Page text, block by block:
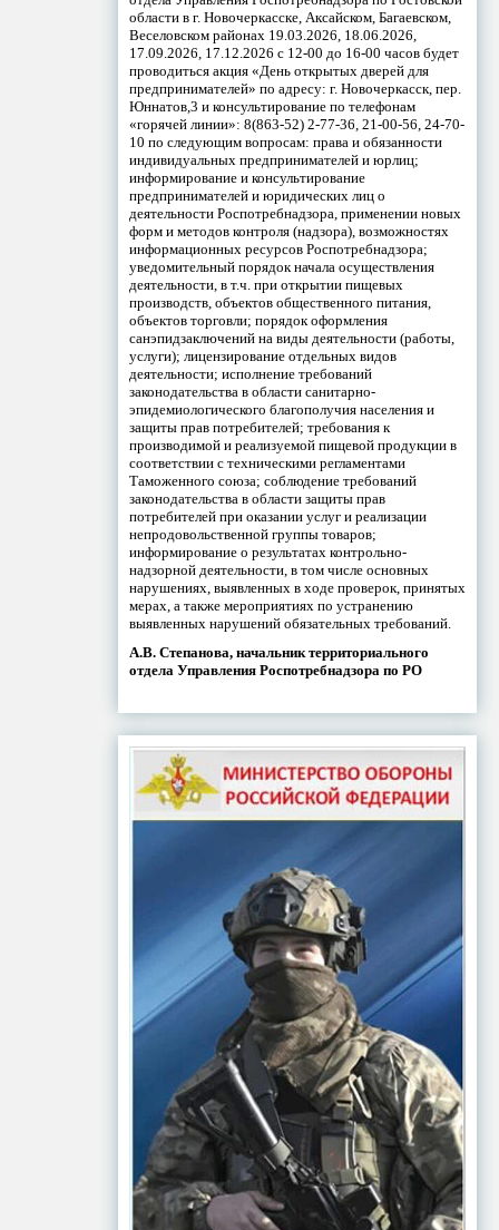
области в г. Новочеркасске, Аксайском, Багаевском,
Веселовском районах 19.03.2026, 18.06.2026,
17.09.2026, 17.12.2026 с 12-00 до 16-00 часов будет
проводиться акция «День открытых дверей для
предпринимателей» по адресу: г. Новочеркасск, пер.
Юннатов,3 и консультирование по телефонам
«горячей линии»: 8(863-52) 2-77-36, 21-00-56, 24-70-
10 по следующим вопросам: права и обязанности
индивидуальных предпринимателей и юрлиц;
информирование и консультирование
предпринимателей и юридических лиц о
деятельности Роспотребнадзора, применении новых
форм и методов контроля (надзора), возможностях
информационных ресурсов Роспотребнадзора;
уведомительный порядок начала осуществления
деятельности, в т.ч. при открытии пищевых
производств, объектов общественного питания,
объектов торговли; порядок оформления
санэпидзаключений на виды деятельности (работы,
услуги); лицензирование отдельных видов
деятельности; исполнение требований
законодательства в области санитарно-
эпидемиологического благополучия населения и
защиты прав потребителей; требования к
производимой и реализуемой пищевой продукции в
соответствии с техническими регламентами
Таможенного союза; соблюдение требований
законодательства в области защиты прав
потребителей при оказании услуг и реализации
непродовольственной группы товаров;
информирование о результатах контрольно-
надзорной деятельности, в том числе основных
нарушениях, выявленных в ходе проверок, принятых
мерах, а также мероприятиях по устранению
выявленных нарушений обязательных требований.
А.В. Степанова, начальник территориального
отдела Управления Роспотребнадзора по РО